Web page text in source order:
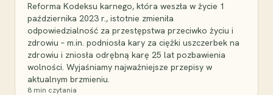
Reforma Kodeksu karnego, która weszła w życie 1
października 2023 r., istotnie zmieniła
odpowiedzialność za przestępstwa przeciwko życiu i
zdrowiu – m.in. podniosła kary za ciężki uszczerbek na
zdrowiu i zniosła odrębną karę 25 lat pozbawienia
wolności. Wyjaśniamy najważniejsze przepisy w
aktualnym brzmieniu.
8 min czytania